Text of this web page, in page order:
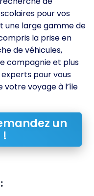
pour vos
une large gamme de
la prise en
de véhicules,
compagnie et plus
pour vous
votre voyage à l’île
un